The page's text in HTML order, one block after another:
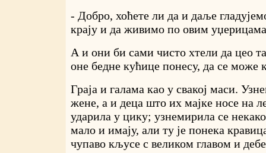
- Добро, хоћете ли да и даље
крају и да живимо по овим
А и они би сами чисто хтели да цео
оне бедне кућице понесу, да се може
Граја и галама као у свакој маси.
жене, а и деца што их мајке носе на
ударила у цику; узнемирила се
мало и имају, али ту је понека
чупаво кљусе с великом главом и